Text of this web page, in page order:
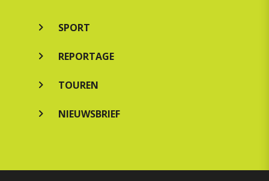
SPORT
REPORTAGE
TOUREN
NIEUWSBRIEF